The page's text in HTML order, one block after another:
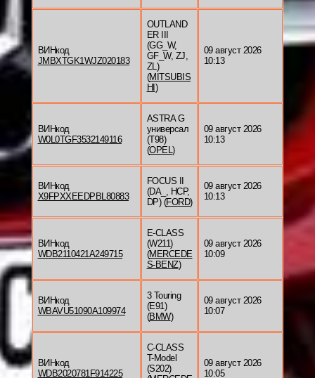
ВИНкод
JMBXTGK1WJZ020183
OUTLAND
ER III
(GG_W,
GF_W, ZJ,
ZL)
(MITSUBIS
HI )
09 август 2026
10:13
ВИНкод
W0L0TGF3532149116
ASTRA G
универсал
(T98)
(OPEL)
09 август 2026
10:13
ВИНкод
X9FPXXEEDPBL80883
FOCUS II
(DA_, HCP,
DP) (FORD)
09 август 2026
10:13
ВИНкод
WDB2110421A249715
E-CLASS
(W211)
(MERCEDE
S-BENZ)
09 август 2026
10:09
ВИНкод
WBAVU51090A109974
3 Touring
(E91)
(BMW)
09 август 2026
10:07
ВИНкод
WDB2020781F914225
C-CLASS
T-Model
(S202)
09 август 2026
10:05